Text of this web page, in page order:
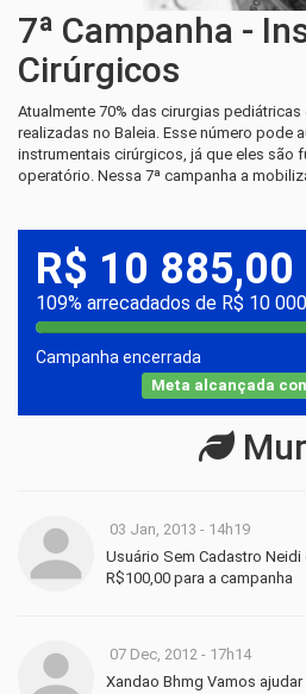
7ª Campanha -
Cirúrgicos
Atualmente 70% das cirurgias pediátricas
realizadas no Baleia. Esse número pode
instrumentais cirúrgicos, já que eles são
operatório. Nessa 7ª campanha a
R$ 10 885,00
109% arrecadados de R$ 10
Campanha encerrada
Meta alcançada
03 Jan, 2013 - 14h19
Usuário Sem Cadastro
R$100,00 para a campanha
07 Dec, 2012 - 17h14
Xandao Bhmg Vamos